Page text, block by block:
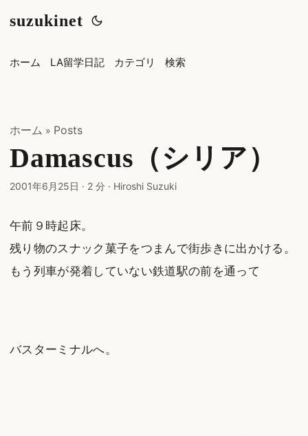
suzukinet
ホーム LA留学日記 カテゴリ 検索
ホーム » Posts
Damascus（シリア）
2001年6月25日 · 2 分 · Hiroshi Suzuki
午前９時起床。
残り物のスナック菓子をつまんで街歩きに出かける。
もう列車が発着していない鉄道駅の前を通って
バスターミナルへ。